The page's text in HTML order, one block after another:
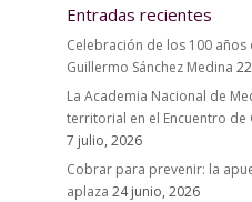
Entradas recientes
Celebración de los 100
Guillermo Sánchez Medina
La Academia Nacional de
territorial en el Encuentro
7 julio, 2026
Cobrar para prevenir: la
aplaza 24 junio, 2026